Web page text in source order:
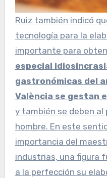
Ruiz también indicó
tecnología para la
importante para
especial
gastronómicas del
València se gestan
y también se deben al
hombre. En este
importancia del
industrias, una figura
a la perfección su